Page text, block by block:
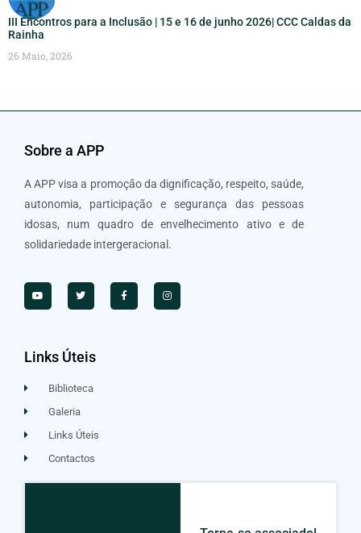
III Encontros para a Inclusão | 15 e 16 de junho 2026| CCC Caldas da
Rainha
26 Maio, 2026
Sobre a APP
A APP visa a promoção da dignificação, respeito, saúde,
autonomia, participação e segurança das pessoas
idosas, num quadro de envelhecimento ativo e de
solidariedade intergeracional.
Links Úteis
Biblioteca
Galeria
Links Úteis
Contactos